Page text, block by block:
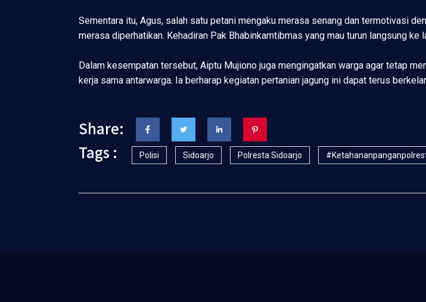
Sementara itu, Agus, salah satu petani mengaku merasa senang dan termotivasi
merasa diperhatikan. Kehadiran Pak Bhabinkamtibmas yang mau turun langsung ke
Dalam kesempatan tersebut, Aiptu Mujiono juga mengingatkan warga agar tetap
kerja sama antarwarga. Ia berharap kegiatan pertanian jagung ini dapat terus
Share:
Tags :
Polisi Sidoarjo Polresta Sidoarjo